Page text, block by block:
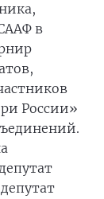
в
России»